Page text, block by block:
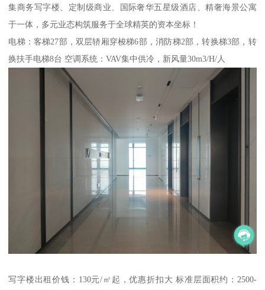
集商务写字楼、定制级商业、国际奢华五星级酒店、精奢海景公寓
于一体，多元业态构筑服务于全球精英的资本坐标！
电梯：客梯27部，双层轿厢穿梭梯6部，消防梯2部，转换梯3部，转
换扶手电梯8台 空调系统：VAV集中供冷，新风量30m3/H/人
写字楼出租价钱：130元/㎡起，优惠折扣大 标准层面积约：2500-